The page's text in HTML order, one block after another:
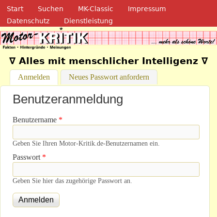
Direkt zum Inhalt
Navigation
Start Suchen MK-Classic
Impressum
Datenschutz
Dienstleistung
Motor-Kritik.de
∇ Alles mit menschlicher Intelligenz ∇
Anmelden (aktiver Reiter)
Neues Passwort anfordern
Benutzeranmeldung
Benutzername *
Geben Sie Ihren Motor-Kritik.de-Benutzernamen ein.
Passwort *
Geben Sie hier das zugehörige Passwort an.